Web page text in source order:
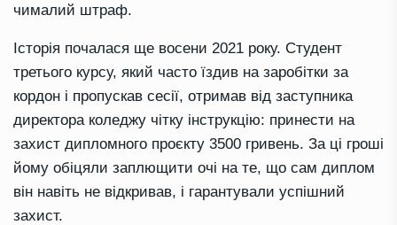
чималий штраф.
Історія почалася ще восени 2021 року. Студент
третього курсу, який часто їздив на заробітки за
кордон і пропускав сесії, отримав від заступника
директора коледжу чітку інструкцію: принести на
захист дипломного проєкту 3500 гривень. За ці гроші
йому обіцяли заплющити очі на те, що сам диплом
він навіть не відкривав, і гарантували успішний
захист.